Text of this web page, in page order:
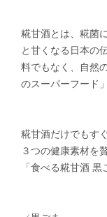
糀甘酒とは、糀菌
と甘くなる日本の
料でもなく、自然
のスーパーフード
糀甘酒だけでもす
３つの健康素材を
「食べる糀甘酒 黒